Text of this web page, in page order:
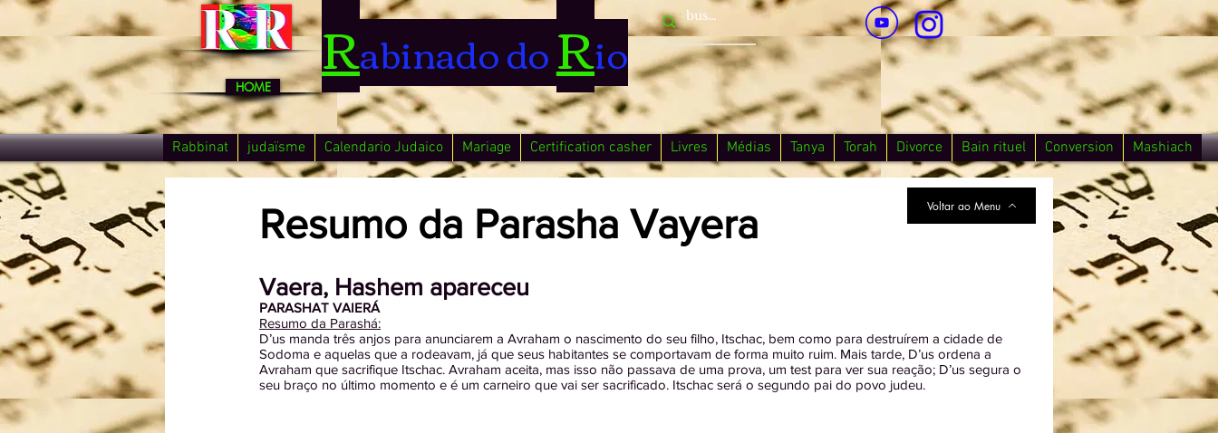
HOME Rabinado doRio
Rabbinat judaïsme Calendario Judaico Mariage Certification casher Livres Médias Tanya Torah Divorce Bain rituel Conversion Mashiach
Resumo da Parasha Vayera Voltar ao Menu
Vaera, Hashem apareceu
PARASHAT VAIERÁ
Resumo da Parashá:
D’us manda três anjos para anunciarem a Avraham o nascimento do seu filho, Itschac, bem como para destruírem a cidade de
Sodoma e aquelas que a rodeavam, já que seus habitantes se comportavam de forma muito ruim. Mais tarde, D’us ordena a
Avraham que sacrifique Itschac. Avraham aceita, mas isso não passava de uma prova, um test para ver sua reação; D’us segura o
seu braço no último momento e é um carneiro que vai ser sacrificado. Itschac será o segundo pai do povo judeu.